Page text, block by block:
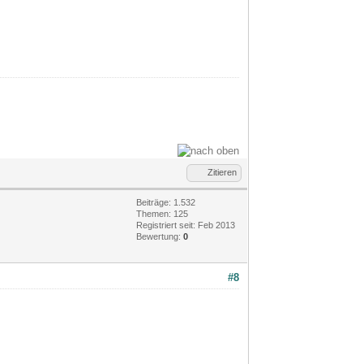
Zitieren
Beiträge: 1.532
Themen: 125
Registriert seit: Feb 2013
Bewertung:0
#8